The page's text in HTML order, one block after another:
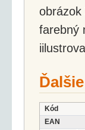
obrázok
farebný
Kód
EAN